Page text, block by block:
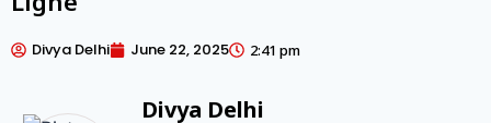
Divya Delhi June 22, 2025 2:41 pm
Divya Delhi